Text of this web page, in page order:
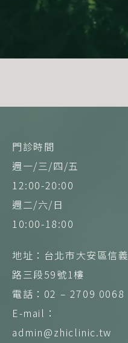
門診時間
週一/三/四/五
12:00-20:00
週二/六/日
10:00-18:00
地址：台北市大安區信義
路三段59號1樓
電話：02 – 2709 0068
E-mail：
admin@zhiclinic.tw